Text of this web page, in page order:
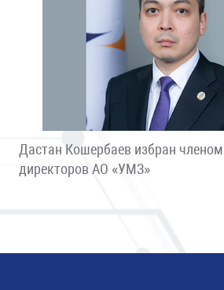
Дастан Кошербаев избран
директоров АО «УМЗ»